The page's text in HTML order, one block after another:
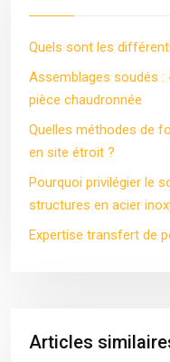
Quels sont les
Assemblages soudés
pièce chaudronnée
Quelles méthodes de
en site étroit ?
Pourquoi privilégier le
structures en acier
Expertise transfert de
Articles